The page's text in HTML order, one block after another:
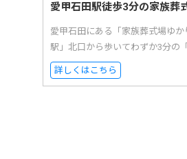
愛甲石田駅徒歩3分の家族葬
愛甲石田にある「家族葬式場ゆ
駅」北口から歩いてわずか3分の
詳しくはこちら